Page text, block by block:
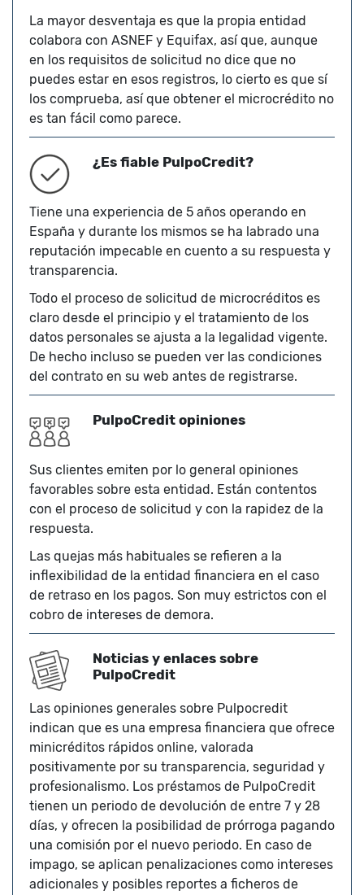
La mayor desventaja es que la propia entidad
colabora con ASNEF y Equifax, así que, aunque
en los requisitos de solicitud no dice que no
puedes estar en esos registros, lo cierto es que sí
los comprueba, así que obtener el microcrédito no
es tan fácil como parece.
¿Es fiable PulpoCredit?
Tiene una experiencia de 5 años operando en
España y durante los mismos se ha labrado una
reputación impecable en cuento a su respuesta y
transparencia.
Todo el proceso de solicitud de microcréditos es
claro desde el principio y el tratamiento de los
datos personales se ajusta a la legalidad vigente.
De hecho incluso se pueden ver las condiciones
del contrato en su web antes de registrarse.
PulpoCredit opiniones
Sus clientes emiten por lo general opiniones
favorables sobre esta entidad. Están contentos
con el proceso de solicitud y con la rapidez de la
respuesta.
Las quejas más habituales se refieren a la
inflexibilidad de la entidad financiera en el caso
de retraso en los pagos. Son muy estrictos con el
cobro de intereses de demora.
Noticias y enlaces sobre
PulpoCredit
Las opiniones generales sobre Pulpocredit
indican que es una empresa financiera que ofrece
minicréditos rápidos online, valorada
positivamente por su transparencia, seguridad y
profesionalismo. Los préstamos de PulpoCredit
tienen un periodo de devolución de entre 7 y 28
días, y ofrecen la posibilidad de prórroga pagando
una comisión por el nuevo periodo. En caso de
impago, se aplican penalizaciones como intereses
adicionales y posibles reportes a ficheros de